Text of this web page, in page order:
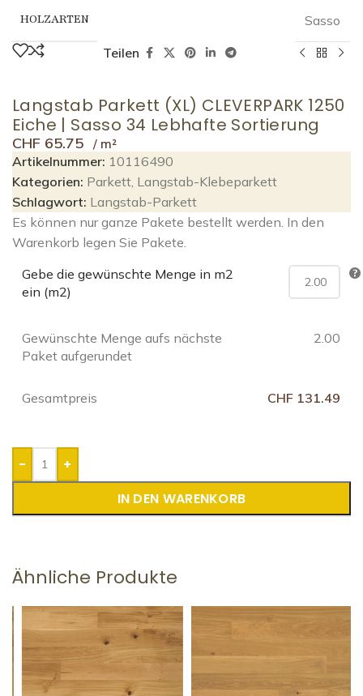
HOLZARTEN Sasso
Teilen
Langstab Parkett (XL) CLEVERPARK 1250
Eiche | Sasso 34 Lebhafte Sortierung
CHF 65.75
Artikelnummer: 10116490
Kategorien: Parkett, Langstab-Klebeparkett
Schlagwort: Langstab-Parkett
Es können nur ganze Pakete bestellt werden. In den
Warenkorb legen Sie Pakete.
Gebe die gewünschte Menge in m2
ein (m2)
Gewünschte Menge aufs nächste
Paket aufgerundet
2.00
Gesamtpreis CHF 131.49
-
+
IN DEN WARENKORB
Ähnliche Produkte